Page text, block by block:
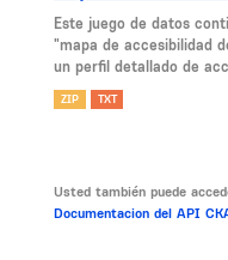
Este juego de datos
"mapa de accesibilidad
un perfil detallado de
ZIP TXT
Usted también puede
Documentacion del API